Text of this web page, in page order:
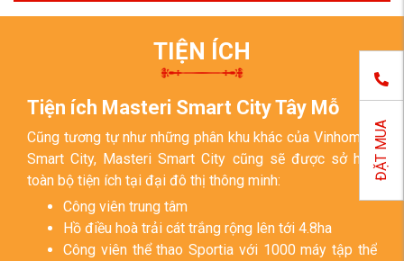
TIỆN ÍCH
Tiện ích Masteri Smart City Tây Mỗ
Cũng tương tự như những phân khu khác của Vinhomes
Smart City, Masteri Smart City cũng sẽ được sở hữu
toàn bộ tiện ích tại đại đô thị thông minh:
Công viên trung tâm
Hồ điều hoà trải cát trắng rộng lên tới 4.8ha
Công viên thể thao Sportia với 1000 máy tập thể
ĐẶT MUA